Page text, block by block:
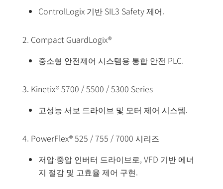
ControlLogix 기반 SIL3 Safety 제어.
2. Compact GuardLogix®
중소형 안전제어 시스템용 통합 안전 PLC.
3. Kinetix® 5700 / 5500 / 5300 Series
고성능 서보 드라이브 및 모터 제어 시스템.
4. PowerFlex® 525 / 755 / 7000 시리즈
저압·중압 인버터 드라이브로, VFD 기반 에너
지 절감 및 고효율 제어 구현.